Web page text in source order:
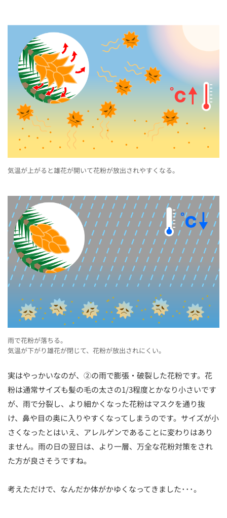
気温が上がると雄花が開いて花粉が放出されやすくなる。
雨で花粉が落ちる。
気温が下がり雄花が閉じて、花粉が放出されにくい。
実はやっかいなのが、②の雨で膨張・破裂した花粉です。花
粉は通常サイズも髪の毛の太さの1/3程度とかなり小さいです
が、雨で分裂し、より細かくなった花粉はマスクを通り抜
け、鼻や目の奥に入りやすくなってしまうのです。サイズが小
さくなったとはいえ、アレルゲンであることに変わりはあり
ません。雨の日の翌日は、より一層、万全な花粉対策をされ
た方が良さそうですね。
考えただけで、なんだか体がかゆくなってきました･･･。